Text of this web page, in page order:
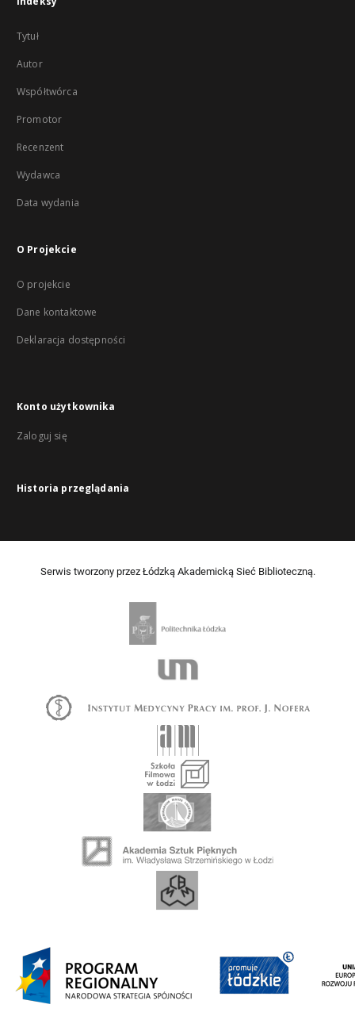
Tytuł
Autor
Współtwórca
Promotor
Recenzent
Wydawca
Data wydania
O Projekcie
O projekcie
Dane kontaktowe
Deklaracja dostępności
Konto użytkownika
Zaloguj się
Historia przeglądania
Serwis tworzony przez Łódzką Akademicką Sieć Biblioteczną.